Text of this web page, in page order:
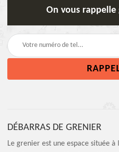
On vous
DÉBARRAS DE GRENIER
Le grenier est une espace située